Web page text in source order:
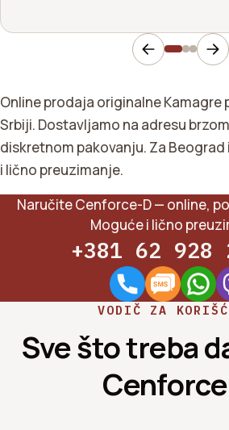
Online prodaja originalne Kamagre
Srbiji. Dostavljamo na adresu
diskretnom pakovanju. Za Beograd
i lično preuzimanje.
Naručite Cenforce-D — online,
Moguće i lično
+381 62 928
VODIČ ZA
Sve što treba